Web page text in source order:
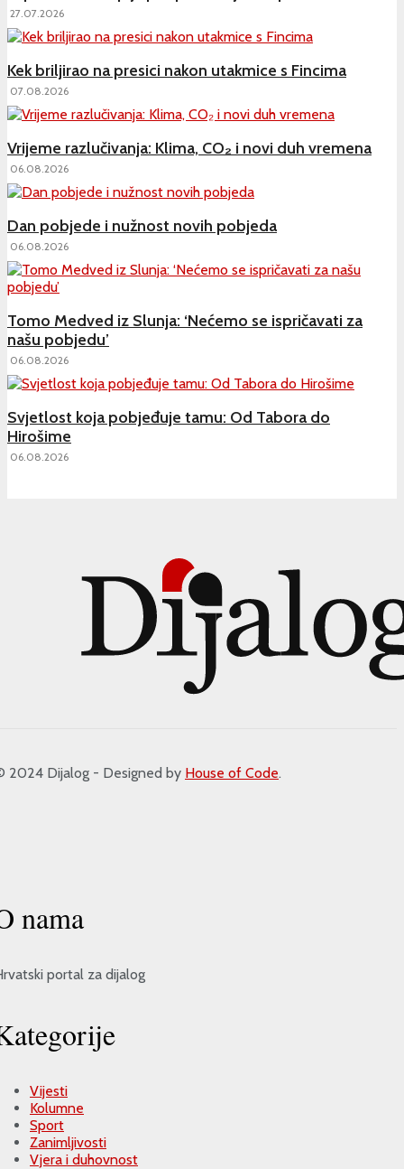
27.07.2026
Kek briljirao na presici nakon utakmice s Fincima
07.08.2026
Vrijeme razlučivanja: Klima, CO₂ i novi duh vremena
06.08.2026
Dan pobjede i nužnost novih pobjeda
06.08.2026
Tomo Medved iz Slunja: ‘Nećemo se ispričavati za
našu pobjedu’
06.08.2026
Svjetlost koja pobjeđuje tamu: Od Tabora do
Hirošime
06.08.2026
Dijalog - Designed by House of Code.
nama
portal za dijalog
Vijesti
Kolumne
Sport
Zanimljivosti
Vjera i duhovnost